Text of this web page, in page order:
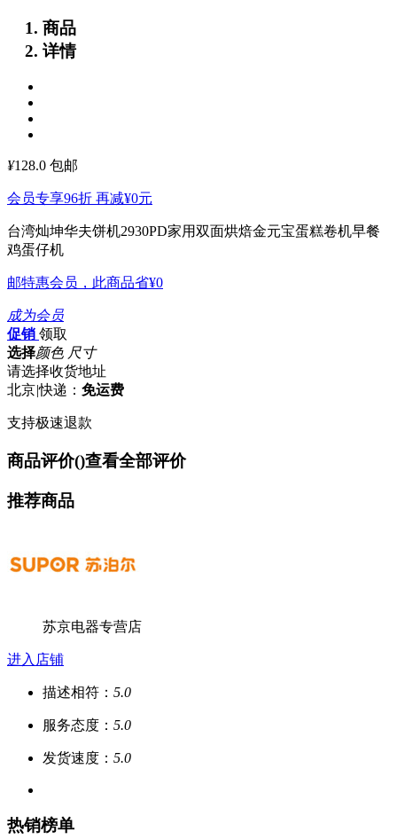
商品
详情
¥128.0 包邮
会员专享96折 再减¥0元
台湾灿坤华夫饼机2930PD家用双面烘焙金元宝蛋糕卷机早餐
鸡蛋仔机
邮特惠会员，此商品省¥0
成为会员
促销 领取
选择颜色 尺寸
请选择收货地址
北京|快递： 免运费
支持极速退款
商品评价()查看全部评价
推荐商品
苏京电器专营店
进入店铺
描述相符： 5.0
服务态度： 5.0
发货速度： 5.0
热销榜单